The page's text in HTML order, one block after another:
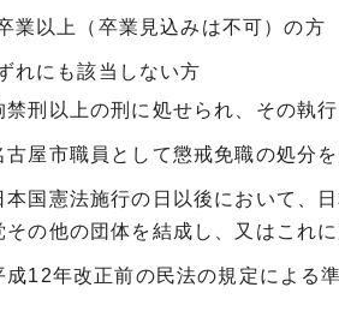
業以上（卒業見込みは不可）の方
れにも該当しない方
禁刑以上の刑に処せられ、その執
古屋市職員として懲戒免職の処分
本国憲法施行の日以後において、
その他の団体を結成し、又はこれ
成12年改正前の民法の規定による